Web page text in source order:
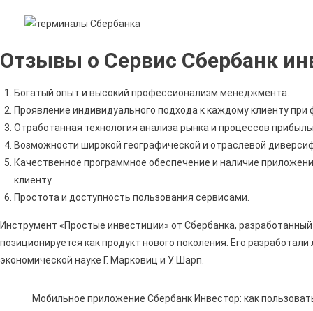
Отзывы о Сервис Сбербанк
Богатый опыт и высокий профессионализм менеджмента.
Проявление индивидуального подхода к каждому клиенту
Отработанная технология анализа рынка и процессов
Возможности широкой географической и отраслевой
Качественное программное обеспечение и наличие
клиенту.
Простота и доступность пользования сервисами.
Инструмент «Простые инвестиции» от Сбербанка,
позиционируется как продукт нового поколения. Его
экономической науке Г. Марковиц и У. Шарп.
Мобильное приложение Сбербанк Инвестор: как